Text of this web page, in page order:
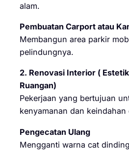
alam.
Pembuatan Carport atau
Membangun area parkir
pelindungnya.
2. Renovasi Interior (
Ruangan)
Pekerjaan yang bertujuan
kenyamanan dan
Pengecatan Ulang
Mengganti warna cat